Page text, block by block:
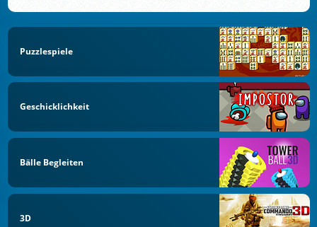
Puzzlespiele
Geschicklichkeit
Bälle Begleiten
3D